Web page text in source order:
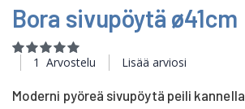
to
the
beginning
of
the
gallery
Bora sivupöytä ø41cm
Rating:
100
100
1 Arvostelu Lisää arviosi
Moderni pyöreä sivupöytä peili kannella.